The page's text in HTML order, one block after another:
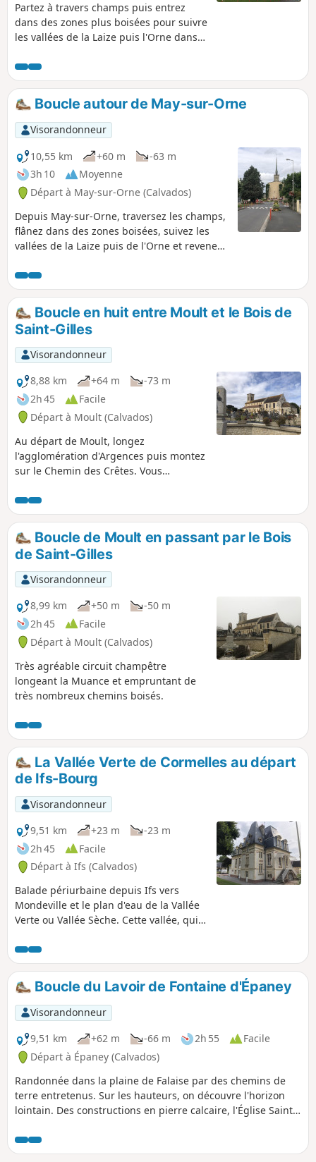
Partez à travers champs puis entrez
dans des zones plus boisées pour suivre
les vallées de la Laize puis l'Orne dans
Boucle autour de May-sur-Orne
Visorandonneur
10,55 km
+60 m
-63 m
3h 10
Moyenne
Départ à May-sur-Orne (Calvados)
Depuis May-sur-Orne, traversez les champs,
flânez dans des zones boisées, suivez les
vallées de la Laize puis de l'Orne et revenez
Boucle en huit entre Moult et le Bois de
Saint-Gilles
Visorandonneur
8,88 km
+64 m
-73 m
2h 45
Facile
Départ à Moult (Calvados)
Au départ de Moult, longez
l'agglomération d'Argences puis montez
sur le Chemin des Crêtes. Vous
boisés et vous terminerez cet agréable
circuit champêtre en longeant la
Muance.Boucle de Moult en passant par le Bois
de Saint-Gilles
Visorandonneur
8,99 km
+50 m
-50 m
2h 45
Facile
Départ à Moult (Calvados)
Très agréable circuit champêtre
longeant la Muance et empruntant de
très nombreux chemins boisés.
La Vallée Verte de Cormelles au départ
de Ifs-Bourg
Visorandonneur
9,51 km
+23 m
-23 m
2h 45
Facile
Départ à Ifs (Calvados)
Balade périurbaine depuis Ifs vers
Mondeville et le plan d'eau de la Vallée
Verte ou Vallée Sèche. Cette vallée, qui
rivière, est aménagée en liaison douce
(piétonne et cycliste).
Boucle du Lavoir de Fontaine d'Épaney
Visorandonneur
9,51 km
+62 m -66 m 2h 55
Facile
Départ à Épaney (Calvados)
Randonnée dans la plaine de Falaise par des chemins de
terre entretenus. Sur les hauteurs, on découvre l'horizon
lointain. Des constructions en pierre calcaire, l'Église Saint-
l'on peut pique-niquer.